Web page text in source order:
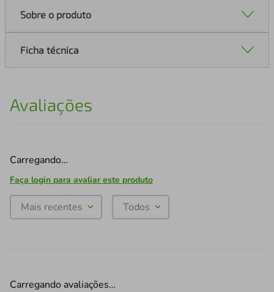
Sobre o produto
Ficha técnica
Avaliações
Carregando…
Faça login para avaliar este produto
Mais recentes Todos
Carregando avaliações…